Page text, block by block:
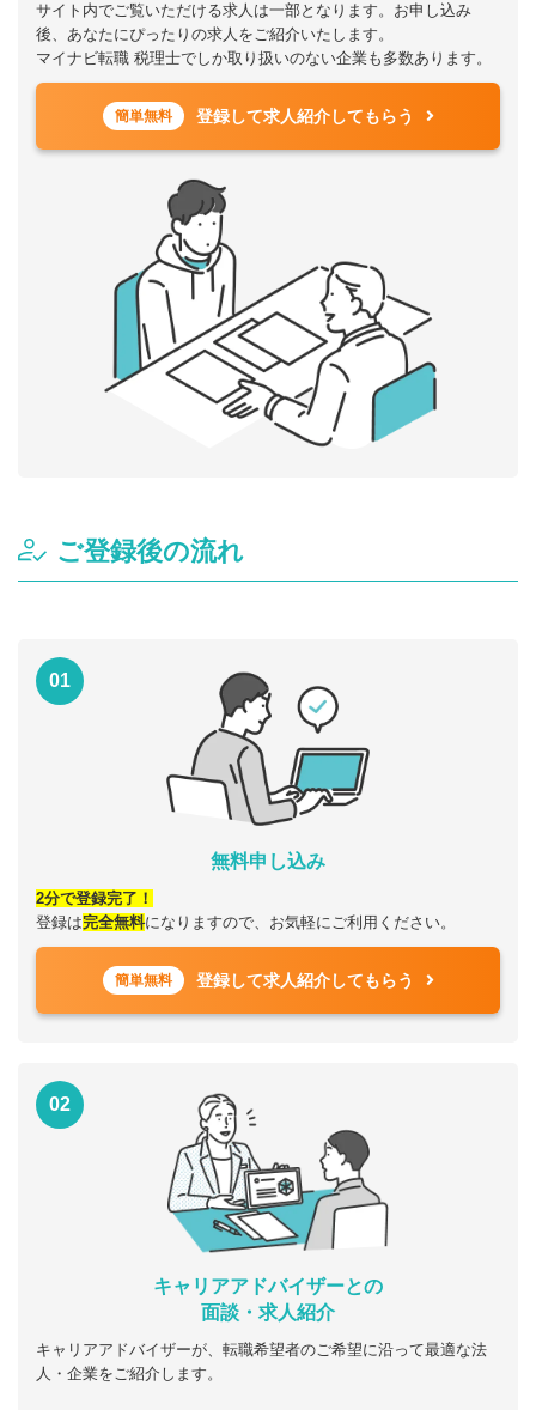
サイト内でご覧いただける求人は一部となります。お申し込み
後、あなたにぴったりの求人をご紹介いたします。
マイナビ転職 税理士でしか取り扱いのない企業も多数あります。
簡単無料 登録して求人紹介してもらう
ご登録後の流れ
01
無料申し込み
2分で登録完了！
登録は完全無料になりますので、お気軽にご利用ください。
簡単無料 登録して求人紹介してもらう
02
キャリアアドバイザーとの
面談・求人紹介
キャリアアドバイザーが、転職希望者のご希望に沿って最適な法
人・企業をご紹介します。